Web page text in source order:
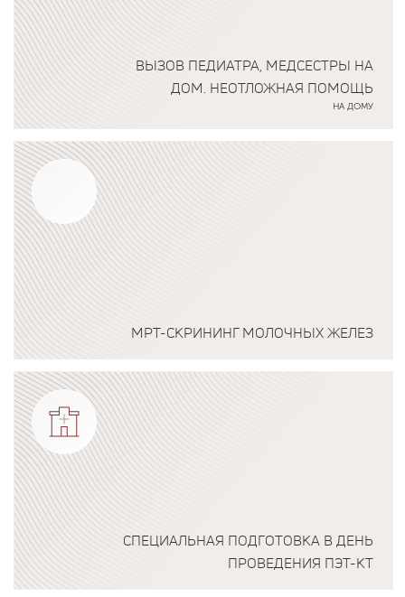
ВЫЗОВ ПЕДИАТРА, МЕДСЕСТРЫ НА
ДОМ. НЕОТЛОЖНАЯ ПОМОЩЬ
НА ДОМУ
Подробнее о программе
МРТ-СКРИНИНГ МОЛОЧНЫХ ЖЕЛЕЗ
Подробнее о программе
СПЕЦИАЛЬНАЯ ПОДГОТОВКА В ДЕНЬ
ПРОВЕДЕНИЯ ПЭТ-КТ